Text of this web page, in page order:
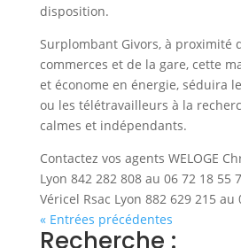
disposition.
Surplombant Givors, à proximité
commerces et de la gare, cette
et économe en énergie, séduira
ou les télétravailleurs à la
calmes et indépendants.
Contactez vos agents WELOGE
Lyon 842 282 808 au 06 72 18 55
Véricel Rsac Lyon 882 629 215 au
« Entrées précédentes
Recherche :